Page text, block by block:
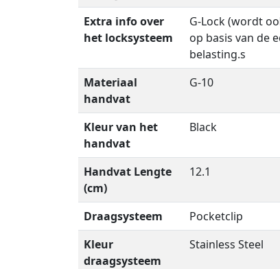
Extra info over
het locksysteem
G-Lock (wordt
op basis van de
belasting.s
Materiaal
handvat
G-10
Kleur van het
handvat
Black
Handvat Lengte
(cm)
12.1
Draagsysteem
Pocketclip
Kleur
draagsysteem
Stainless Steel